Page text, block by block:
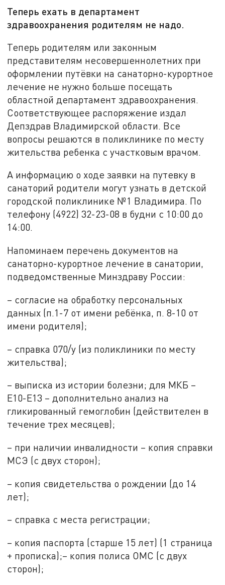
Теперь ехать в департамент
здравоохранения родителям не надо.
Теперь родителям или законным
представителям несовершеннолетних при
оформлении путёвки на санаторно-курортное
лечение не нужно больше посещать
областной департамент здравоохранения.
Соответствующее распоряжение издал
Депздрав Владимирской области. Все
вопросы решаются в поликлинике по месту
жительства ребенка с участковым врачом.
А информацию о ходе заявки на путевку в
санаторий родители могут узнать в детской
городской поликлинике №1 Владимира. По
телефону (4922) 32-23-08 в будни с 10:00 до
14:00.
Напоминаем перечень документов на
санаторно-курортное лечение в санатории,
подведомственные Минздраву России:
– согласие на обработку персональных
данных (п.1-7 от имени ребёнка, п. 8-10 от
имени родителя);
– справка 070/у (из поликлиники по месту
жительства);
– выписка из истории болезни; для МКБ –
E10-E13 – дополнительно анализ на
гликированный гемоглобин (действителен в
течение трех месяцев);
– при наличии инвалидности – копия справки
МСЭ (с двух сторон);
– копия свидетельства о рождении (до 14
лет);
– справка с места регистрации;
– копия паспорта (старше 15 лет) (1 страница
+ прописка);– копия полиса ОМС (с двух
сторон);